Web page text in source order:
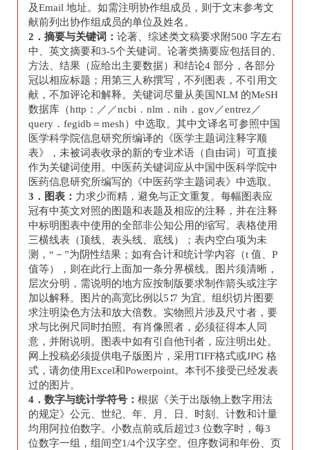
及Email 地址。如需注明协作组成员，则于文末参考文
献前列出协作组成员的单位及姓名。
2 ．摘要与关键词： 论著、综述类文稿要求附500 字左右
中、英文摘要和3-5个关键词。论著类摘要应包括目的、
方法、结果（应给出主要数据）和结论4 部分，各部分
冠以相应标题；用第三人称撰写，不列图表，不引用文
献，不加评论和解释。关键词尽量从美国NLM 的MeSH
数据库（http：／／ncbi．nlm．nih．gov／entrez／
query．fegidb＝mesh）中选取。其中文译名可参照中国
医学科学院信息研究所编译的《医学主题词注释字顺
表》，未被词表收录的新的专业术语（自由词）可直接
作为关键词使用。中医药关键词应从中国中医科学院中
医药信息研究所编写的《中医药学主题词表》中选取。
3 ．图表： 力求少而精，避免与正文重复。每幅图表应
冠有中英文对照的图题和表题及相应的注释，并在注释
中标明图表中使用的全部非公知公用的缩写。表格使用
三横线表（顶线、表头线、底线）；表内空白项为未
测，“－”为阴性结果；如有合计和统计学内容（t 值、P
值等），则在此行上面加一条分界横线。图片须清晰，
层次分明，需说明的地方应按制版要求制作箭头或注字
加以解释。图片的高宽比例以5∶7 为宜。组织切片图要
求注明染色方法和放大倍数。实物照片涉及尺寸者，要
求与比例尺同时拍照。有肖像照者，必须征得本人同
意，并附说明。图表中如有引自他刊者，应注明出处。
网上投稿必须提供电子版图片，采用TIFF格式或JPG 格
式，请勿使用Excel和Powerpoint。本刊不接受已经发表
过的图片。
4．数字与统计学符号： 根据《关于出版物上数字用法
的规定》公元、世纪、年、月、日、时刻、计数和计量
均用阿拉伯数字。小数点前或后超过3 位数字时，每3
位数字一组，组间空1/4个汉字空。但序数词和年份、页